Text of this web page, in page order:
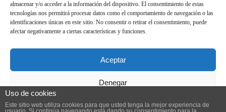
almacenar y/o acceder a la información del dispositivo. El consentimiento de estas
tecnologías nos permitirá procesar datos como el comportamiento de navegación o las
identificaciones únicas en este sitio. No consentir o retirar el consentimiento, puede
afectar negativamente a ciertas características y funciones.
Aceptar
Denegar
Ver preferencias
Canal Ético
Katea Loiu Etorbidea, 16 48180 Loiu (Bizkaia)
Tel: 94 4531550 - Fax: 94 4711057
zabaloetxe@amigonianos.org
Uso de cookies
Este sitio web utiliza cookies para que usted tenga la mejor experiencia de